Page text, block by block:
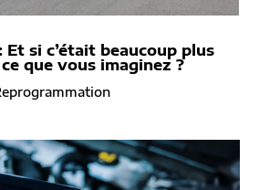
Et si c’était beaucoup plus
que vous imaginez ?